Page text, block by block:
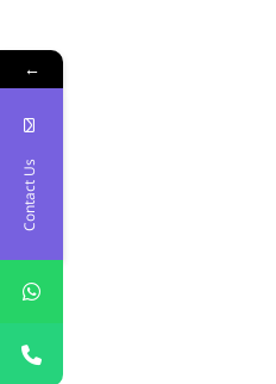
←
Contact Us